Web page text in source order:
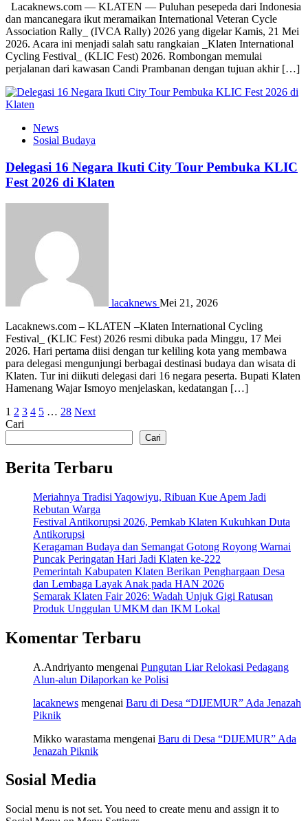
Lacaknews.com — KLATEN — Puluhan pesepeda dari Indonesia
dan mancanegara ikut meramaikan International Veteran Cycle
Association Rally_ (IVCA Rally) 2026 yang digelar Kamis, 21 Mei
2026. Acara ini menjadi salah satu rangkaian _Klaten International
Cycling Festival_ (KLIC Fest) 2026. Rombongan memulai
perjalanan dari kawasan Candi Prambanan dengan tujuan akhir […]
News
Sosial Budaya
Delegasi 16 Negara Ikuti City Tour Pembuka KLIC
Fest 2026 di Klaten
lacaknews Mei 21, 2026
Lacaknews.com – KLATEN –Klaten International Cycling
Festival_ (KLIC Fest) 2026 resmi dibuka pada Minggu, 17 Mei
2026. Hari pertama diisi dengan tur keliling kota yang membawa
para delegasi mengunjungi berbagai destinasi budaya dan wisata di
Klaten. Tur ini diikuti delegasi dari 16 negara peserta. Bupati Klaten
Hamenang Wajar Ismoyo menjelaskan, kedatangan […]
Paginasi
pos
1 2 3 4 5 … 28 Next
Cari
Cari
Berita Terbaru
Meriahnya Tradisi Yaqowiyu, Ribuan Kue Apem Jadi
Rebutan Warga
Festival Antikorupsi 2026, Pemkab Klaten Kukuhkan Duta
Antikorupsi
Keragaman Budaya dan Semangat Gotong Royong Warnai
Puncak Peringatan Hari Jadi Klaten ke-222
Pemerintah Kabupaten Klaten Berikan Penghargaan Desa
dan Lembaga Layak Anak pada HAN 2026
Semarak Klaten Fair 2026: Wadah Unjuk Gigi Ratusan
Produk Unggulan UMKM dan IKM Lokal
Komentar Terbaru
A.Andriyanto mengenai Pungutan Liar Relokasi Pedagang
Alun-alun Dilaporkan ke Polisi
lacaknews mengenai Baru di Desa “DIJEMUR” Ada Jenazah
Piknik
Mikko warastama mengenai Baru di Desa “DIJEMUR” Ada
Jenazah Piknik
Sosial Media
Social menu is not set. You need to create menu and assign it to